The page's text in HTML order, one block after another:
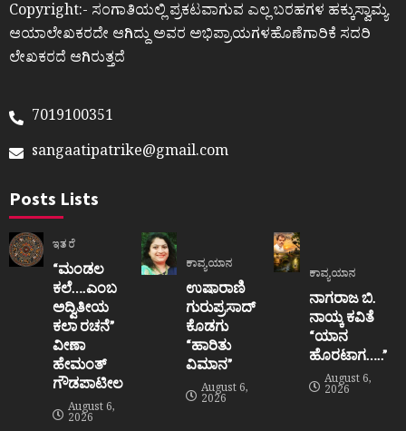
Copyright:- ಸಂಗಾತಿಯಲ್ಲಿ ಪ್ರಕಟವಾಗುವ ಎಲ್ಲ ಬರಹಗಳ ಹಕ್ಕುಸ್ವಾಮ್ಯ
ಆಯಾಲೇಖಕರದೇ ಆಗಿದ್ದು ಅವರ ಅಭಿಪ್ರಾಯಗಳಹೊಣೆಗಾರಿಕೆ ಸದರಿ
ಲೇಖಕರದೆ ಆಗಿರುತ್ತದೆ
7019100351
sangaatipatrike@gmail.com
Posts Lists
ಇತರೆ
“ಮಂಡಲ
ಕಲೆ….ಎಂಬ
ಅದ್ವಿತೀಯ
ಕಲಾ ರಚನೆ”‌
ವೀಣಾ
ಹೇಮಂತ್‌
ಗೌಡಪಾಟೀಲ
August 6,
2026
ಕಾವ್ಯಯಾನ
ಉಷಾರಾಣಿ
ಗುರುಪ್ರಸಾದ್
ಕೊಡಗು
“ಹಾರಿತು
ವಿಮಾನ”
August 6,
2026
ಕಾವ್ಯಯಾನ
ನಾಗರಾಜ ಬಿ.
ನಾಯ್ಕ ಕವಿತೆ
“ಯಾನ
ಹೊರಟಾಗ…..”
August 6,
2026